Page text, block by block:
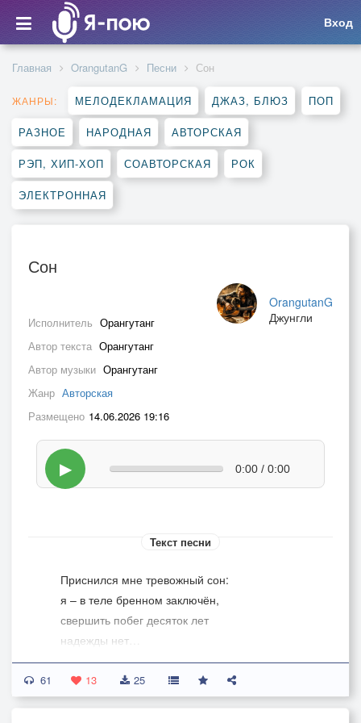
Вход
Главная OrangutanG Песни Сон
ЖАНРЫ: МЕЛОДЕКЛАМАЦИЯ ДЖАЗ, БЛЮЗ ПОП
РАЗНОЕ НАРОДНАЯ АВТОРСКАЯ
РЭП, ХИП-ХОП СОАВТОРСКАЯ РОК
ЭЛЕКТРОННАЯ
Сон
OrangutanG
Джунгли
Исполнитель Орангутанг
Автор текста Орангутанг
Автор музыки Орангутанг
Жанр Авторская
Размещено 14.06.2026 19:16
▶ 0:00 / 0:00
Текст песни
Приснился мне тревожный сон:
я – в теле бренном заключён,
свершить побег десяток лет
надежды нет…
В плену блуждаю забытья,
чужую жизнь живу здесь я…
61 13 25